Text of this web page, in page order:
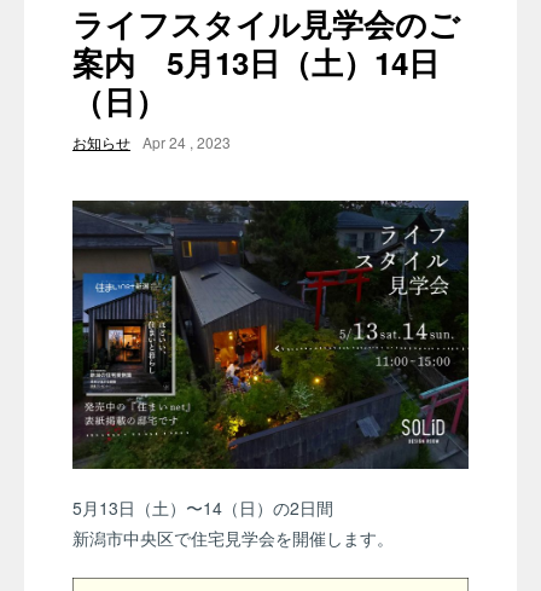
ライフスタイル見学会のご
案内 5月13日（土）14日
（日）
お知らせ Apr 24 , 2023
5月13日（土）〜14（日）の2日間
新潟市中央区で住宅見学会を開催します。